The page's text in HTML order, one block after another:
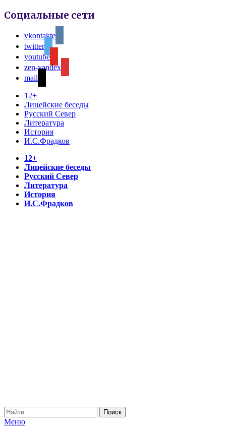
Социальные сети
vkontakte
twitter
youtube
zen-yandex
mail
12+
Лицейские беседы
Русский Север
Литература
История
И.С.Фрадков
12+
Лицейские беседы
Русский Север
Литература
История
И.С.Фрадков
Меню